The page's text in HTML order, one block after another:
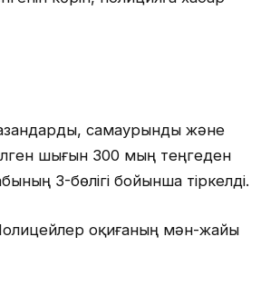
самаурынды және
шығын 300 мың теңгеден
3-бөлігі бойынша тіркелді.
Полицейлер оқиғаның мән-жайы